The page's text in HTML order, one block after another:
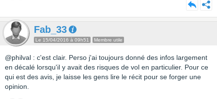
Fab_33
Le 15/04/2016 à 09h51 Membre utile
@philval : c'est clair. Perso j'ai toujours donné des infos largement
en décalé lorsqu'il y avait des risques de vol en particulier. Pour ce
qui est des avis, je laisse les gens lire le récit pour se forger une
opinion.